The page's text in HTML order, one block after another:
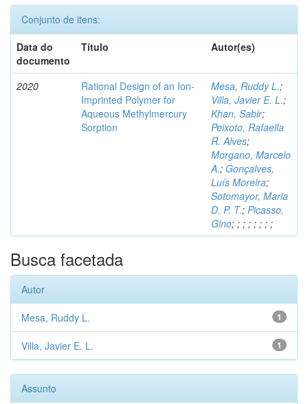
Conjunto de itens:
Data do
documento
Título Autor(es)
2020
Rational Design of an Ion-
Imprinted Polymer for
Aqueous Methylmercury
Sorption
Mesa, Ruddy L.;
Villa, Javier E. L.;
Khan, Sabir;
Peixoto, Rafaella
R. Alves;
Morgano, Marcelo
A.; Gonçalves,
Luís Moreira;
Sotomayor, Maria
D. P. T.; Picasso,
Gino; ; ; ; ; ; ; ;
Busca facetada
Autor
1
Mesa, Ruddy L.
1
Villa, Javier E. L.
Assunto